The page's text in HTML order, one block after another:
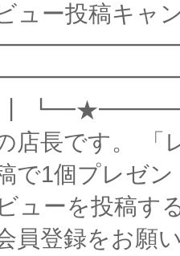
ー投稿キャ
店長です。 「
で1個プレゼ
ューを投稿す
員登録をお願